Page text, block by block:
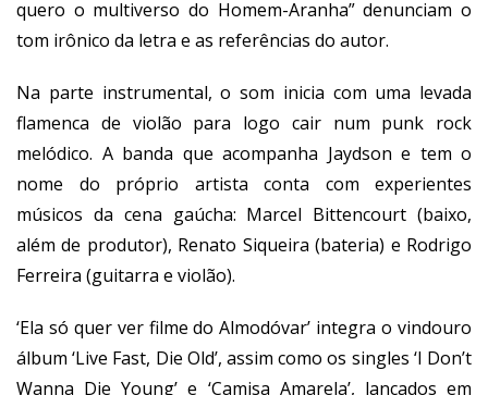
quero o multiverso do Homem-Aranha” denunciam o
tom irônico da letra e as referências do autor.
Na parte instrumental, o som inicia com uma levada
flamenca de violão para logo cair num punk rock
melódico. A banda que acompanha Jaydson e tem o
nome do próprio artista conta com experientes
músicos da cena gaúcha: Marcel Bittencourt (baixo,
além de produtor), Renato Siqueira (bateria) e Rodrigo
Ferreira (guitarra e violão).
‘Ela só quer ver filme do Almodóvar’ integra o vindouro
álbum ‘Live Fast, Die Old’, assim como os singles ‘I Don’t
Wanna Die Young’ e ‘Camisa Amarela’, lançados em